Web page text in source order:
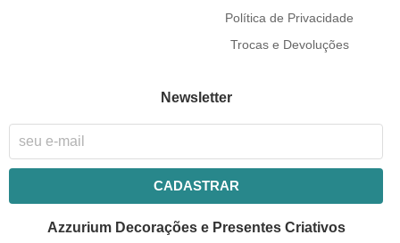
Política de Privacidade
Trocas e Devoluções
Newsletter
CADASTRAR
Azzurium Decorações e Presentes Criativos